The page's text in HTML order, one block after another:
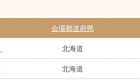
会場都道府県
北海道
北海道